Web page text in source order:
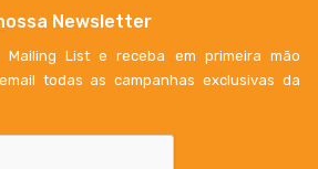
Newsletter
Mailing List e receba em primeira mão
todas as campanhas exclusivas da